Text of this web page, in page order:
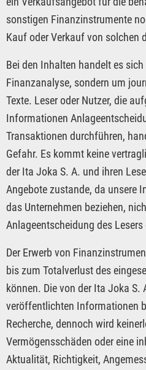
sonstigen Finanzinstrumente
Kauf oder Verkauf von solchen
Bei den Inhalten handelt es
Finanzanalyse, sondern um
Texte. Leser oder Nutzer, die
Informationen
Transaktionen durchführen,
Gefahr. Es kommt keine
der Ita Joka S. A. und ihren
Angebote zustande, da unsere
das Unternehmen beziehen,
Anlageentscheidung des Lesers
Der Erwerb von
bis zum Totalverlust des
können. Die von der Ita Joka S.
veröffentlichten Informationen
Recherche, dennoch wird
Vermögensschäden oder eine
Aktualität, Richtigkeit,